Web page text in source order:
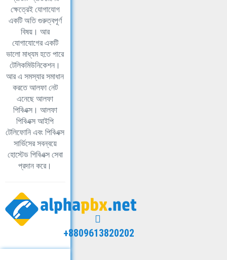
ক্ষেত্রেই যোগাযোগ
একটি অতি গুরুত্বপূর্ণ
বিষয়। আর
যোগাযোগের একটি
ভালো মাধ্যম হতে পারে
টেলিকমিউনিকেশন।
আর এ সমস্যার সমাধান
করতে আলফা নেট
এনেছে আলফা
পিবিএক্স। আলফা
পিবিএক্স আইপি
টেলিফোনি এবং পিবিএক্স
সার্ভিসের সবন্বয়ে
হোস্টেড পিবিএক্স সেবা
প্রদান করে।
+8809613820202